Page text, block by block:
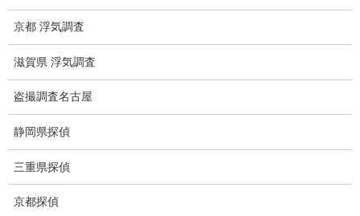
盗難車両調査
盗撮犯防止対策調査
痴漢防止対策調査
京都 浮気調査
滋賀県 浮気調査
盗撮調査名古屋
静岡県探偵
三重県探偵
京都探偵